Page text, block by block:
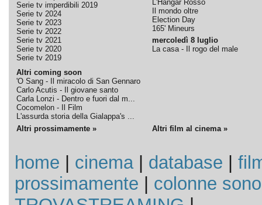
Serie tv imperdibili 2019
Serie tv 2024
Serie tv 2023
Serie tv 2022
Serie tv 2021
Serie tv 2020
Serie tv 2019
Altri coming soon
'O Sang - Il miracolo di San Gennaro
Carlo Acutis - Il giovane santo
Carla Lonzi - Dentro e fuori dal m...
Cocomelon - Il Film
L'assurda storia della Gialappa's ...
L'Hangar Rosso
Il mondo oltre
Election Day
165' Mineurs
mercoledì 8 luglio
La casa - Il rogo del male
Altri prossimamente » Altri film al cinema »
home cinema| database
prossimamente
colonne